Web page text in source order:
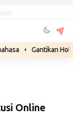
Hotman Paris,
Online